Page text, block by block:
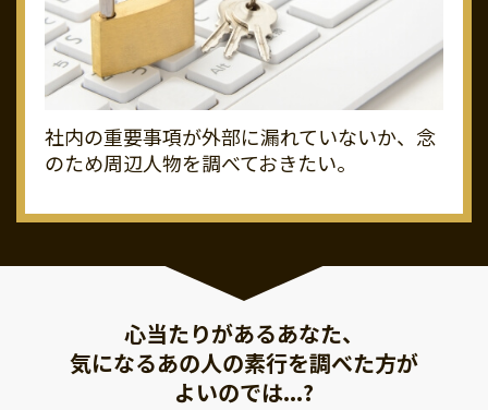
社内の重要事項が外部に漏れていないか、念
のため周辺人物を調べておきたい。
心当たりがあるあなた、
気になるあの人の素行を調べた方が
よいのでは...?